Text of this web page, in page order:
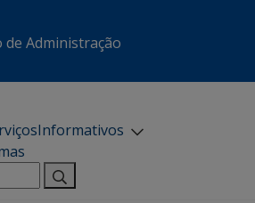
de Administração
Informativos